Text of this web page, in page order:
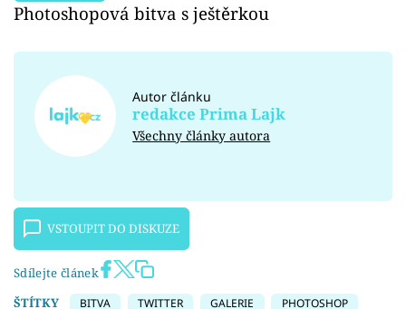
Photoshopová bitva s ještěrkou
Autor článku
redakce Prima Lajk
Všechny články autora
VSTOUPIT DO DISKUZE
Sdílejte článek
ŠTÍTKY
BITVA TWITTER GALERIE PHOTOSHOP